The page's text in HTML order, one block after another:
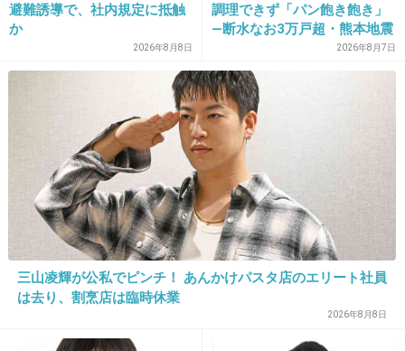
>>15
きったないナリしてよ
-1
2026/06/03(水) 15:22:48
書類送検されてる違法撮り鉄が偉そうに
1件の返信
+17 -1
避難誘導で、社内規定に抵触
か
2026年8月8日
調理できず「パン飽き飽き」
―断水なお3万戸超・熊本地震
2026年8月7日
三山凌輝が公私でピンチ！ あんかけパスタ店のエリート社員
は去り、割烹店は臨時休業
2026年8月8日